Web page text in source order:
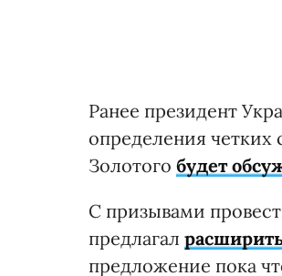
Ранее президент
определения четких
Золотого будет
С призывами
предлагал
предложение пока